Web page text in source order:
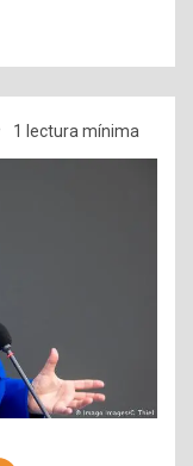
1 lectura mínima